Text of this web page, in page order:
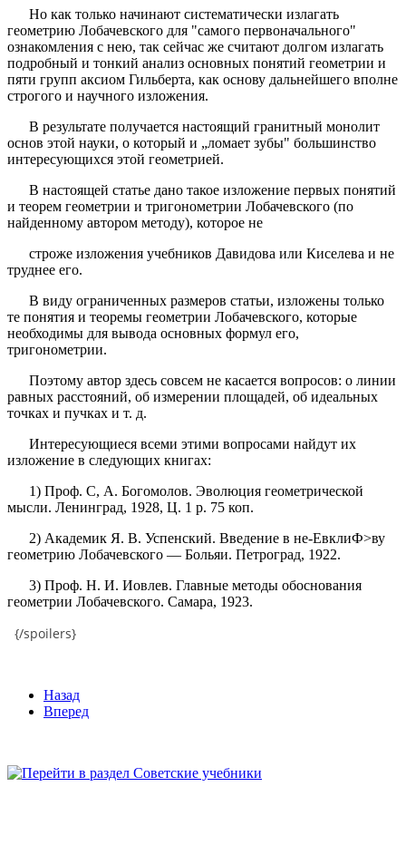
Но как только начинают систематически излагать
геометрию Лобачевского для "самого первоначального"
ознакомления с нею, так сейчас же считают долгом излагать
подробный и тонкий анализ основных понятий геометрии и
пяти групп аксиом Гильберта, как основу дальнейшего вполне
строгого и научного изложения.
В результате получается настоящий гранитный монолит
основ этой науки, о который и „ломает зубы" большинство
интересующихся этой геометрией.
В настоящей статье дано такое изложение первых понятий
и теорем геометрии и тригонометрии Лобачевского (по
найденному автором методу), которое не
строже изложения учебников Давидова или Киселева и не
труднее его.
В виду ограниченных размеров статьи, изложены только
те понятия и теоремы геометрии Лобачевского, которые
необходимы для вывода основных формул его,
тригонометрии.
Поэтому автор здесь совсем не касается вопросов: о линии
равных расстояний, об измерении площадей, об идеальных
точках и пучках и т. д.
Интересующиеся всеми этими вопросами найдут их
изложение в следующих книгах:
1) Проф. С, А. Богомолов. Эволюция геометрической
мысли. Ленинград, 1928, Ц. 1 р. 75 коп.
2) Академик Я. В. Успенский. Введение в не-ЕвклиФ>ву
геометрию Лобачевского — Больяи. Петроград, 1922.
3) Проф. Н. И. Иовлев. Главные методы обоснования
геометрии Лобачевского. Самара, 1923.
{/spoilers}
Назад
Вперед